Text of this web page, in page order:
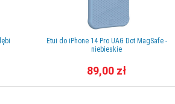
Etui do iPhone 14 Pro UAG Dot MagSafe -
niebieskie
89,00 zł